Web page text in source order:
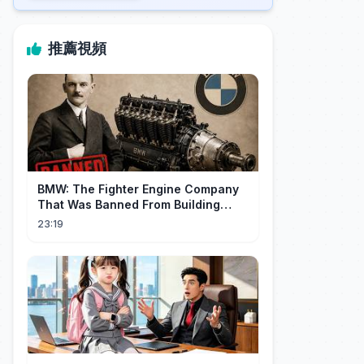
推薦視頻
BMW: The Fighter Engine Company
That Was Banned From Building
Engines — So It Built Cars
23:19